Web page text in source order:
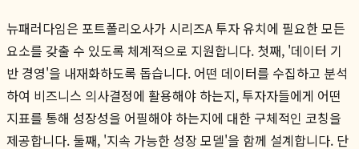
뉴패러다임은 포트폴리오사가 시리즈A 투자 유치에 필요한 모든
요소를 갖출 수 있도록 체계적으로 지원합니다. 첫째, '데이터 기
반 경영'을 내재화하도록 돕습니다. 어떤 데이터를 수집하고 분석
하여 비즈니스 의사결정에 활용해야 하는지, 투자자들에게 어떤
지표를 통해 성장성을 어필해야 하는지에 대한 구체적인 코칭을
제공합니다. 둘째, '지속 가능한 성장 모델'을 함께 설계합니다. 단